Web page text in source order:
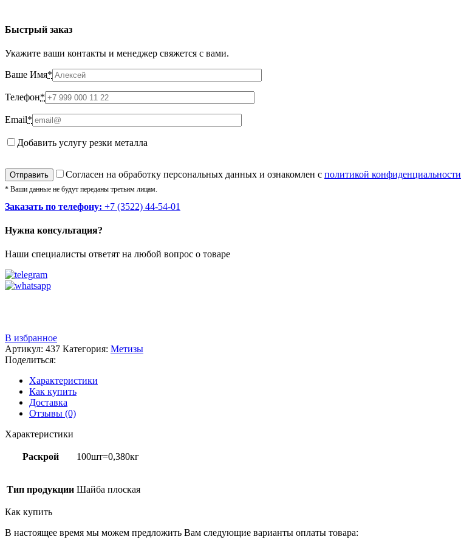
Быстрый заказ
Укажите ваши контакты и менеджер свяжется с вами.
Ваше Имя*
Телефон*
Email*
Добавить услугу резки металла
Cогласен на обработку персональных данных и ознакомлен с политикой конфиденциальности
* Ваши данные не будут переданы третьим лицам.
Заказать по телефону: +7 (3522) 44-54-01
Нужна консультация?
Наши специалисты ответят на любой вопрос о товаре
В избранное
Артикул: 437 Категория: Метизы
Поделиться:
Характеристики
Как купить
Доставка
Отзывы (0)
Характеристики
Раскрой 100шт=0,380кг
Тип продукции Шайба плоская
Как купить
В настоящее время мы можем предложить Вам следующие варианты оплаты товара: